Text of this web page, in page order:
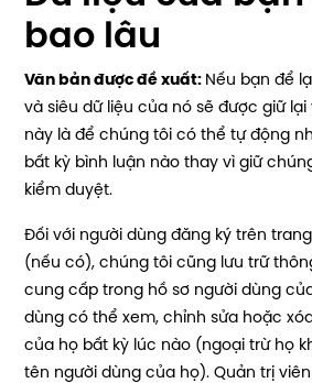
bao lâu
Văn bản được đề xuất: Nếu bạn để
và siêu dữ liệu của nó sẽ được giữ lại
này là để chúng tôi có thể tự động
bất kỳ bình luận nào thay vì giữ
kiểm duyệt.
Đối với người dùng đăng ký trên
(nếu có), chúng tôi cũng lưu trữ
cung cấp trong hồ sơ người dùng
dùng có thể xem, chỉnh sửa hoặc
của họ bất kỳ lúc nào (ngoại trừ họ
tên người dùng của họ). Quản trị